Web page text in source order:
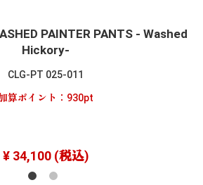
PAINTER PANTS - Washed
Hickory-
CLG-PT 025-011
算ポイント： 930pt
¥ 34,100(税込)